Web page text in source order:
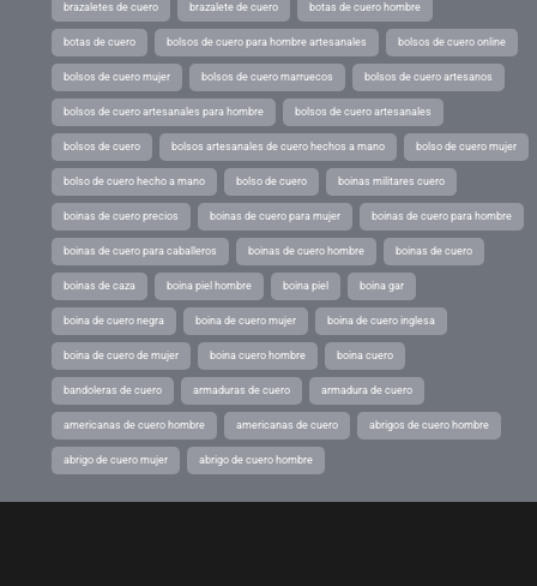
brazaletes de cuero brazalete de cuero botas de cuero hombre
botas de cuero bolsos de cuero para hombre artesanales bolsos de cuero online
bolsos de cuero mujer bolsos de cuero marruecos bolsos de cuero artesanos
bolsos de cuero artesanales para hombre bolsos de cuero artesanales
bolsos de cuero bolsos artesanales de cuero hechos a mano bolso de cuero mujer
bolso de cuero hecho a mano bolso de cuero boinas militares cuero
boinas de cuero precios boinas de cuero para mujer boinas de cuero para hombre
boinas de cuero para caballeros boinas de cuero hombre boinas de cuero
boinas de caza boina piel hombre boina piel boina gar
boina de cuero negra boina de cuero mujer boina de cuero inglesa
boina de cuero de mujer boina cuero hombre boina cuero
bandoleras de cuero armaduras de cuero armadura de cuero
americanas de cuero hombre americanas de cuero abrigos de cuero hombre
abrigo de cuero mujer abrigo de cuero hombre